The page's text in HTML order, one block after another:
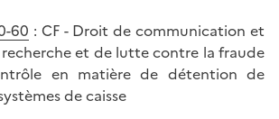
60 : CF - Droit de communication et
et de lutte contre la fraude
en matière de détention de
de caisse